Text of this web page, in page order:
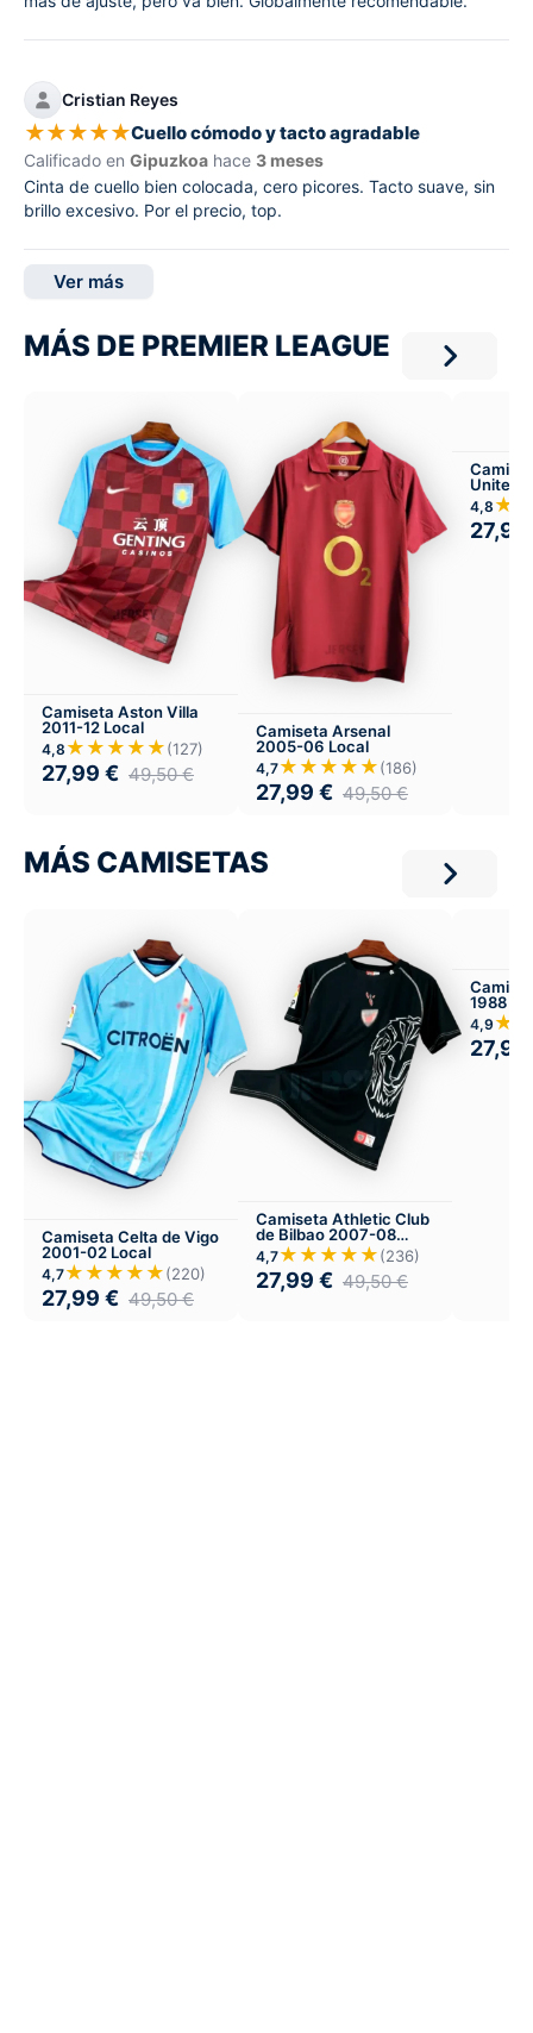
Cristian Reyes
★★★★★Cuello cómodo y tacto agradable
Calificado en Gipuzkoa hace 3 meses
Cinta de cuello bien colocada, cero picores. Tacto suave, sin
brillo excesivo. Por el precio, top.
Ver más
MÁS DE PREMIER LEAGUE
Camiseta Aston Villa
2011-12 Local
4,8 ★★★★★(127)
27,99 € 49,50€
Camiseta Arsenal
2005-06 Local
4,7★★★★★(186)
27,99 € 49,50€
United
4,8
27,99
MÁS CAMISETAS
Camiseta Celta de Vigo
2001-02 Local
4,7★★★★★(220)
27,99 € 49,50€
Camiseta Athletic Club
de Bilbao 2007-08
Visitante
4,7★★★★★(236)
27,99 € 49,50€
1988
4,9
27,99